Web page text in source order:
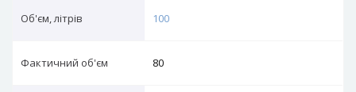
Об'єм, літрів 100
Фактичний об'єм 80